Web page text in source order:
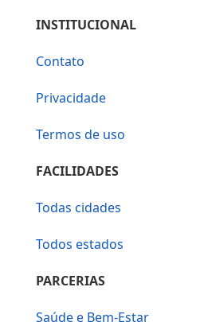
INSTITUCIONAL
Contato
Privacidade
Termos de uso
FACILIDADES
Todas cidades
Todos estados
PARCERIAS
Saúde e Bem-Estar